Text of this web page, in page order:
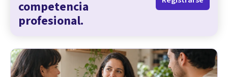
competencia
profesional.